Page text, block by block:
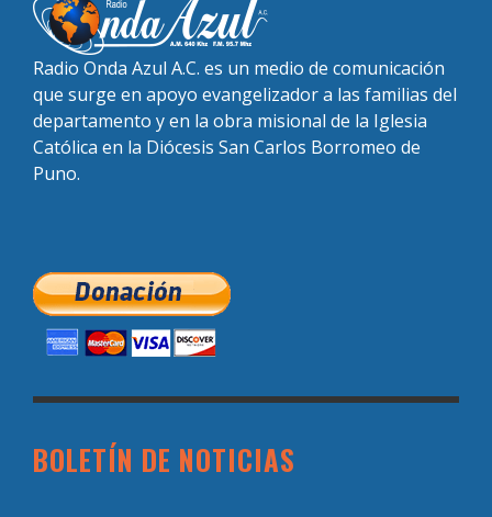
Radio Onda Azul A.C. es un medio de comunicación
que surge en apoyo evangelizador a las familias del
departamento y en la obra misional de la Iglesia
Católica en la Diócesis San Carlos Borromeo de
Puno.
BOLETÍN DE NOTICIAS